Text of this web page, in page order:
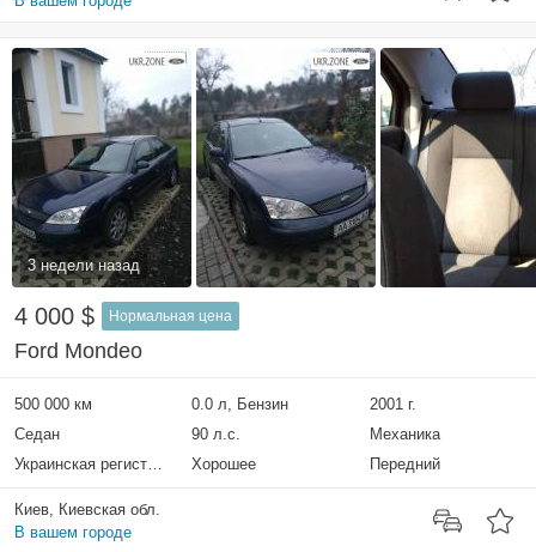
3 недели назад
4 000 $ Нормальная цена
Ford Mondeo
500 000 км 0.0 л, Бензин
2001 г.
Седан
90 л.с.
Механика
Украинская регистрация
Хорошее Передний
Киев, Киевская обл.
В вашем городе